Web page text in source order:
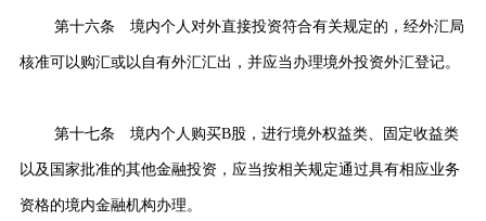
第十六条 境内个人对外直接投资符合有关规定的，经外汇局
核准可以购汇或以自有外汇汇出，并应当办理境外投资外汇登记。
第十七条 境内个人购买B股，进行境外权益类、固定收益类
以及国家批准的其他金融投资，应当按相关规定通过具有相应业务
资格的境内金融机构办理。